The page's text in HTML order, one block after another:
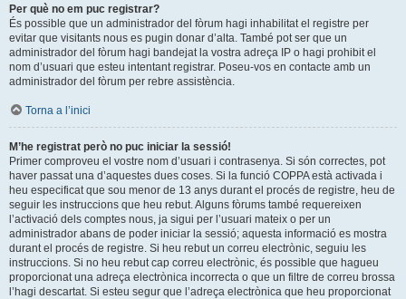
Per què no em puc registrar?
És possible que un administrador del fòrum hagi inhabilitat el registre per
evitar que visitants nous es pugin donar d’alta. També pot ser que un
administrador del fòrum hagi bandejat la vostra adreça IP o hagi prohibit el
nom d’usuari que esteu intentant registrar. Poseu-vos en contacte amb un
administrador del fòrum per rebre assistència.
Torna a l’inici
M’he registrat però no puc iniciar la sessió!
Primer comproveu el vostre nom d’usuari i contrasenya. Si són correctes, pot
haver passat una d’aquestes dues coses. Si la funció COPPA està activada i
heu especificat que sou menor de 13 anys durant el procés de registre, heu de
seguir les instruccions que heu rebut. Alguns fòrums també requereixen
l’activació dels comptes nous, ja sigui per l’usuari mateix o per un
administrador abans de poder iniciar la sessió; aquesta informació es mostra
durant el procés de registre. Si heu rebut un correu electrònic, seguiu les
instruccions. Si no heu rebut cap correu electrònic, és possible que hagueu
proporcionat una adreça electrònica incorrecta o que un filtre de correu brossa
l’hagi descartat. Si esteu segur que l’adreça electrònica que heu proporcionat